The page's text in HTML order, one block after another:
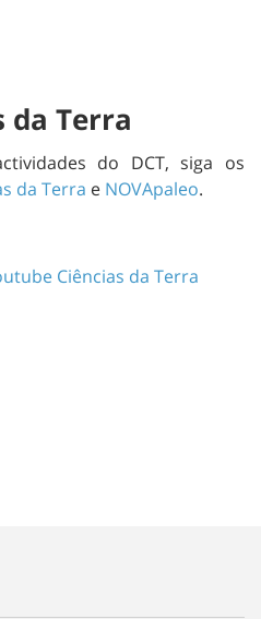
da Terra
do DCT, siga os
da Terra e NOVApaleo.
Ciências da Terra